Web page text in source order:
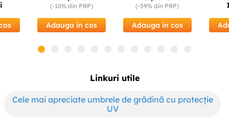
(-10%din PRP)
Adauga in cos
(-59% din PRP)
Adauga in cos
Linkuri utile
Cele mai apreciate umbrele de grădină cu protecție
UV